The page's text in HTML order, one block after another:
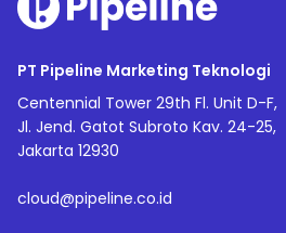
PT Pipeline Marketing Teknologi
Centennial Tower 29th Fl. Unit D-F,
Jl. Jend. Gatot Subroto Kav. 24-25,
Jakarta 12930
cloud@pipeline.co.id